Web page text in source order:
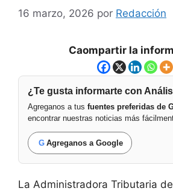
16 marzo, 2026 por Redacción
Caompartir la
¿Te gusta informarte con
Agreganos a tus fuentes preferidas de
encontrar nuestras noticias más
G Agreganos a Google
La Administradora Tributaria